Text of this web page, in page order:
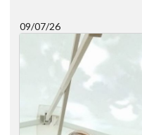
09/07/26